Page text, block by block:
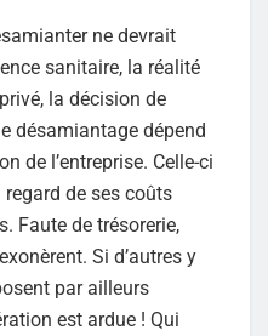
ne devrait
sanitaire, la réalité
la décision de
désamiantage dépend
de l’entreprise. Celle-ci
de ses coûts
Faute de trésorerie,
Si d’autres y
par ailleurs
est ardue ! Qui